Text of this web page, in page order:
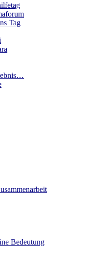
Tag
Bedeutung